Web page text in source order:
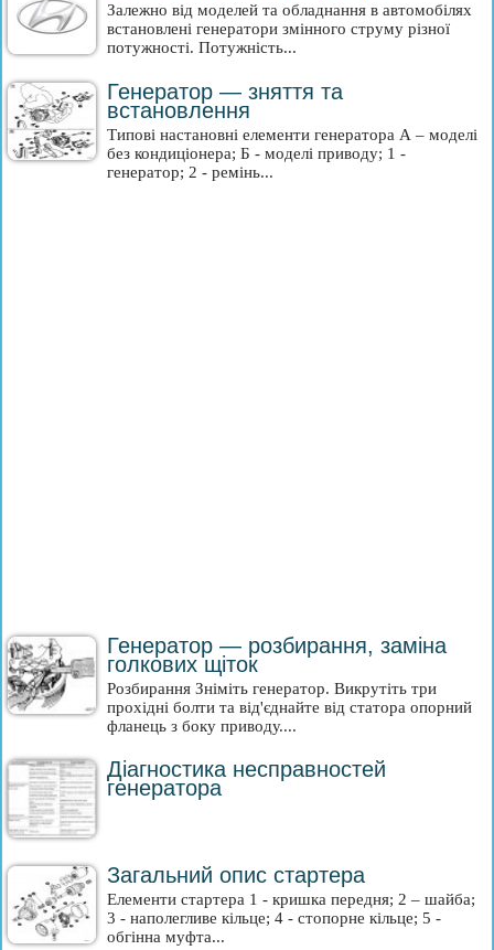
Залежно від моделей та обладнання в автомобілях
встановлені генератори змінного струму різної
потужності. Потужність...
Генератор — зняття та
встановлення
Типові настановні елементи генератора А – моделі
без кондиціонера; Б - моделі приводу; 1 -
генератор; 2 - ремінь...
Генератор — розбирання, заміна
голкових щіток
Розбирання Зніміть генератор. Викрутіть три
прохідні болти та від'єднайте від статора опорний
фланець з боку приводу....
Діагностика несправностей
генератора
Загальний опис стартера
Елементи стартера 1 - кришка передня; 2 – шайба;
3 - наполегливе кільце; 4 - стопорне кільце; 5 -
обгінна муфта...